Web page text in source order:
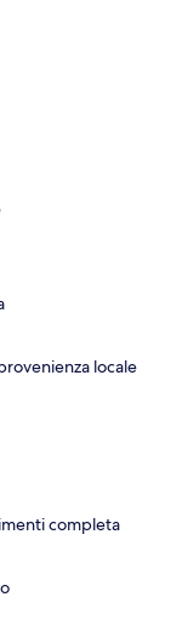
locale
completa